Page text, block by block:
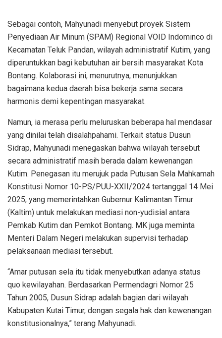
Sebagai contoh, Mahyunadi menyebut proyek Sistem
Penyediaan Air Minum (SPAM) Regional VOID Indominco di
Kecamatan Teluk Pandan, wilayah administratif Kutim, yang
diperuntukkan bagi kebutuhan air bersih masyarakat Kota
Bontang. Kolaborasi ini, menurutnya, menunjukkan
bagaimana kedua daerah bisa bekerja sama secara
harmonis demi kepentingan masyarakat.
Namun, ia merasa perlu meluruskan beberapa hal mendasar
yang dinilai telah disalahpahami. Terkait status Dusun
Sidrap, Mahyunadi menegaskan bahwa wilayah tersebut
secara administratif masih berada dalam kewenangan
Kutim. Penegasan itu merujuk pada Putusan Sela Mahkamah
Konstitusi Nomor 10-PS/PUU-XXII/2024 tertanggal 14 Mei
2025, yang memerintahkan Gubernur Kalimantan Timur
(Kaltim) untuk melakukan mediasi non-yudisial antara
Pemkab Kutim dan Pemkot Bontang. MK juga meminta
Menteri Dalam Negeri melakukan supervisi terhadap
pelaksanaan mediasi tersebut.
“Amar putusan sela itu tidak menyebutkan adanya status
quo kewilayahan. Berdasarkan Permendagri Nomor 25
Tahun 2005, Dusun Sidrap adalah bagian dari wilayah
Kabupaten Kutai Timur, dengan segala hak dan kewenangan
konstitusionalnya,” terang Mahyunadi.